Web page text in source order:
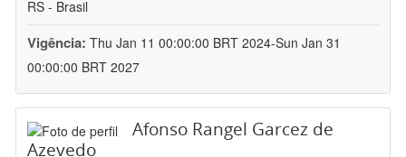
RS - Brasil
Vigência: Thu Jan 11 00:00:00 BRT 2024-Sun Jan 31
00:00:00 BRT 2027
Afonso Rangel Garcez de
Azevedo